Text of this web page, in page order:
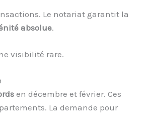
Le notariat garantit la
absolue.
visibilité rare.
en décembre et février. Ces
La demande pour